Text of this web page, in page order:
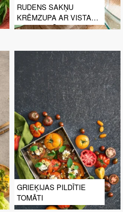
RUDENS SAKŅU
KRĒMZUPA AR VISTAS
FRIKADELĒM UN
GRIEĶIJAS PILDĪTIE
TOMĀTI